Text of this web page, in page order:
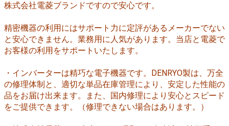
株式会社電菱ブランドですので安心です。
精密機器の利用にはサポート力に定評があるメーカーでない
と安心できません。業務用に人気があります。 当店と電菱で
お客様の利用をサポートいたします。
・インバーターは精巧な電子機器です。DENRYO製は、万全
の修理体制と、適切な単品在庫管理により、安定した性能の
品をお届け出来ます。また、国内修理により安心とスピード
をご提供できます。（修理できない場合はあります。）